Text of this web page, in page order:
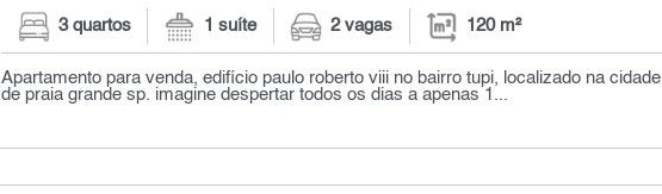
3 quartos 1 suíte 2 vagas 120 m²
Apartamento para venda, edifício paulo roberto viii no bairro tupi, localizado na cidade
de praia grande sp. imagine despertar todos os dias a apenas 1...